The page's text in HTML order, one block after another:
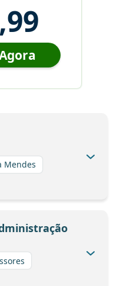
Mendes